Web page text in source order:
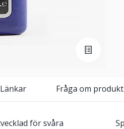
Fråga om produkt
för svåra